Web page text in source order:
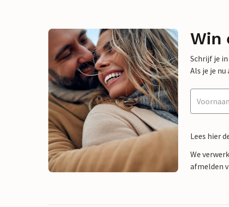
Win
Schrijf je
Als je je
Lees hier
We
afmelden